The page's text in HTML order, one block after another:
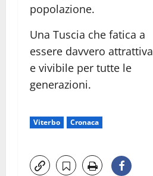
popolazione.
Una Tuscia che fatica a
essere davvero attrattiva
e vivibile per tutte le
generazioni.
Viterbo Cronaca